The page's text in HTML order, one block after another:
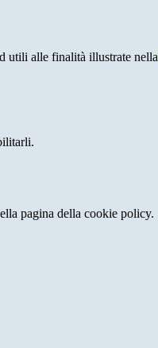
utili alle finalità illustrate nella
pagina della cookie policy.